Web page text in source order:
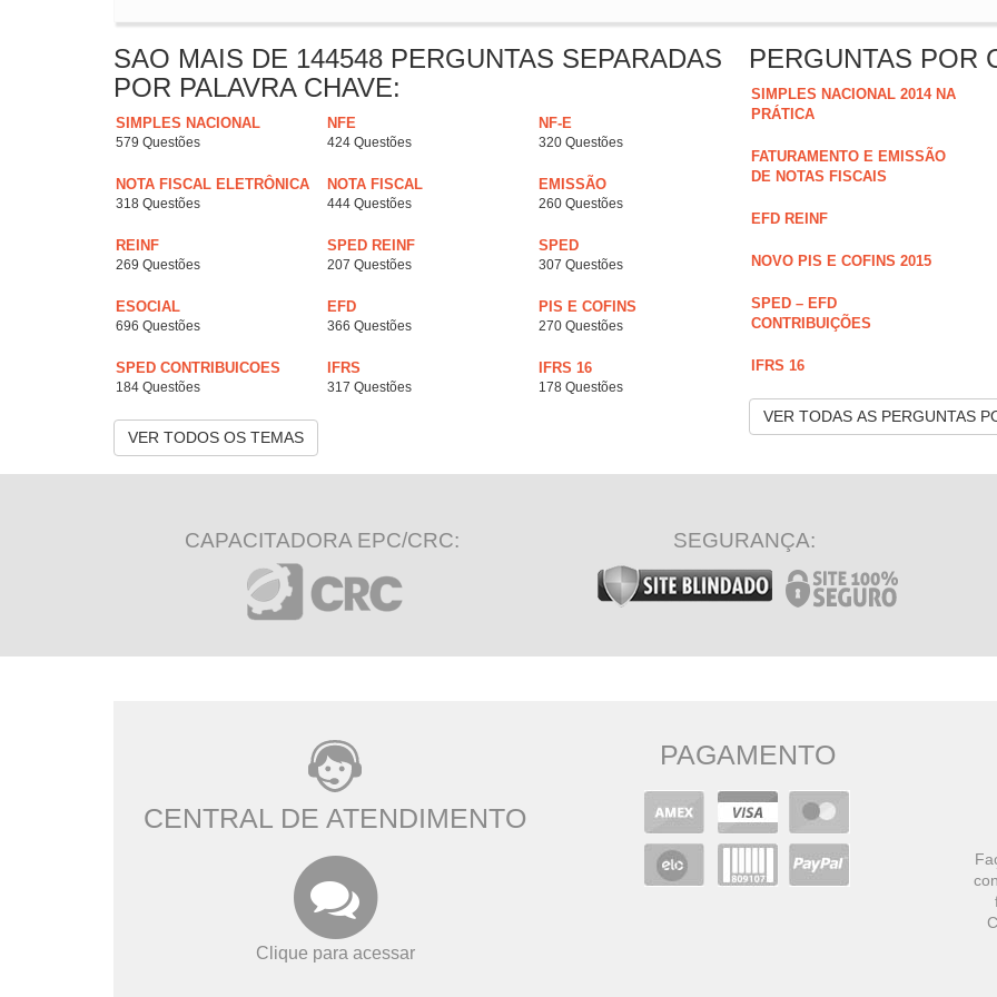
SAO MAIS DE 144548 PERGUNTAS SEPARADAS
POR PALAVRA CHAVE:
SIMPLES NACIONAL
579 Questões
NFE
424 Questões
NF-E
320 Questões
NOTA FISCAL ELETRÔNICA
318 Questões
NOTA FISCAL
444 Questões
EMISSÃO
260 Questões
REINF
269 Questões
SPED REINF
207 Questões
SPED
307 Questões
ESOCIAL
696 Questões
EFD
366 Questões
PIS E COFINS
270 Questões
SPED CONTRIBUICOES
184 Questões
IFRS
317 Questões
IFRS 16
178 Questões
VER TODOS OS TEMAS
PERGUNTAS POR
SIMPLES NACIONAL 2014 NA
PRÁTICA
FATURAMENTO E EMISSÃO
DE NOTAS FISCAIS
EFD REINF
NOVO PIS E COFINS 2015
SPED – EFD
CONTRIBUIÇÕES
IFRS 16
VER TODAS AS PERGUNTAS
CAPACITADORA EPC/CRC: SEGURANÇA:
CENTRAL DE ATENDIMENTO
Clique para acessar
PAGAMENTO